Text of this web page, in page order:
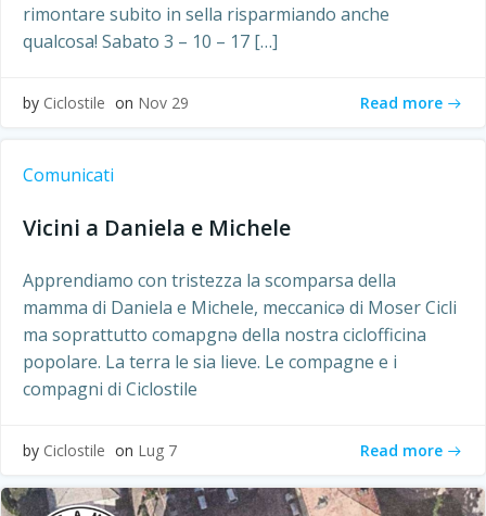
rimontare subito in sella risparmiando anche
qualcosa! Sabato 3 – 10 – 17 […]
by Ciclostile on Nov 29 Read more
Comunicati
Vicini a Daniela e Michele
Apprendiamo con tristezza la scomparsa della
mamma di Daniela e Michele, meccanicə di Moser Cicli
ma soprattutto comapgnə della nostra ciclofficina
popolare. La terra le sia lieve. Le compagne e i
compagni di Ciclostile
by Ciclostile on Lug 7 Read more